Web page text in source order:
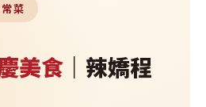
菜
美食 ｜辣嬌程